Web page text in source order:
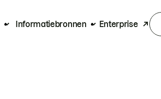
Informatiebronnen Enterprise